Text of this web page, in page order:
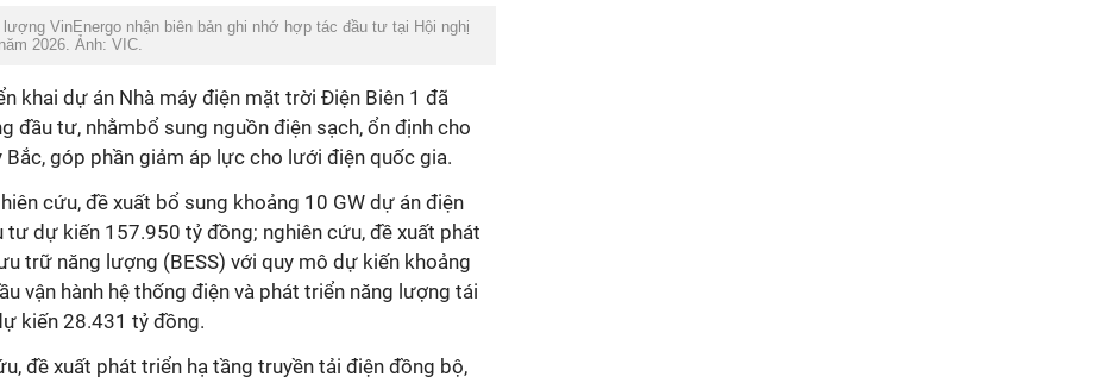
VinEnergo nhận biên bản ghi nhớ hợp tác đầu tư tại Hội nghị
2026. Ảnh: VIC.
khai dự án Nhà máy điện mặt trời Điện Biên 1 đã
đầu tư, nhằmbổ sung nguồn điện sạch, ổn định cho
Bắc, góp phần giảm áp lực cho lưới điện quốc gia.
cứu, đề xuất bổ sung khoảng 10 GW dự án điện
dự kiến 157.950 tỷ đồng; nghiên cứu, đề xuất phát
trữ năng lượng (BESS) với quy mô dự kiến khoảng
vận hành hệ thống điện và phát triển năng lượng tái
kiến 28.431 tỷ đồng.
đề xuất phát triển hạ tầng truyền tải điện đồng bộ,